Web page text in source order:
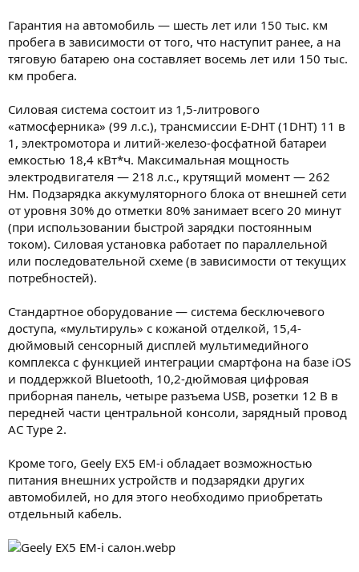
Гарантия на автомобиль — шесть лет или 150 тыс. км
пробега в зависимости от того, что наступит ранее, а на
тяговую батарею она составляет восемь лет или 150 тыс.
км пробега.
Силовая система состоит из 1,5-литрового
«атмосферника» (99 л.с.), трансмиссии E-DHT (1DHT) 11 в
1, электромотора и литий-железо-фосфатной батареи
емкостью 18,4 кВт*ч. Максимальная мощность
электродвигателя — 218 л.с., крутящий момент — 262
Нм. Подзарядка аккумуляторного блока от внешней сети
от уровня 30% до отметки 80% занимает всего 20 минут
(при использовании быстрой зарядки постоянным
током). Силовая установка работает по параллельной
или последовательной схеме (в зависимости от текущих
потребностей).
Стандартное оборудование — система бесключевого
доступа, «мультируль» с кожаной отделкой, 15,4-
дюймовый сенсорный дисплей мультимедийного
комплекса с функцией интеграции смартфона на базе iOS
и поддержкой Bluetooth, 10,2-дюймовая цифровая
приборная панель, четыре разъема USB, розетки 12 В в
передней части центральной консоли, зарядный провод
AC Type 2.
Кроме того, Geely EX5 EM-i обладает возможностью
питания внешних устройств и подзарядки других
автомобилей, но для этого необходимо приобретать
отдельный кабель.